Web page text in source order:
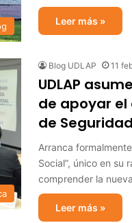
Leer más »
Blog UDLAP 11
UDLAP
de apoyar
de
Arranca
Social”, único en su
comprender la
Leer más »